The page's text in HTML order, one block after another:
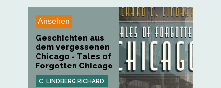
Ansehen
Geschichten aus
dem vergessenen
Chicago - Tales of
Forgotten Chicago
C. LINDBERG RICHARD